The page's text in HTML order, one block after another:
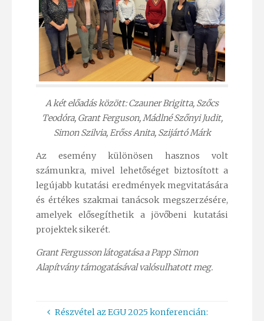
A két előadás között: Czauner Brigitta, Szőcs
Teodóra, Grant Ferguson, Mádlné Szőnyi Judit,
Simon Szilvia, Erőss Anita, Szijártó Márk
Az esemény különösen hasznos volt
számunkra, mivel lehetőséget biztosított a
legújabb kutatási eredmények megvitatására
és értékes szakmai tanácsok megszerzésére,
amelyek elősegíthetik a jövőbeni kutatási
projektek sikerét.
Grant Fergusson látogatása a Papp Simon
Alapítvány támogatásával valósulhatott meg.
Részvétel az EGU 2025 konferencián: